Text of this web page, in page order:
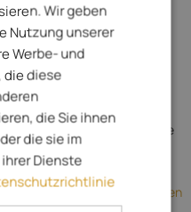
zu 30 mm Niederschlag.
30 mm Niederschlag.
Sind oft von starker
manchmal auch von Hagel
ist zu beachten, daß
kann.
Gefrierpunkt in einer Höhe
Gilt für die
Provinz Bozen
Wir geben
Nutzung unserer
Werbe- und
die diese
die Sie ihnen
die sie im
Dienste